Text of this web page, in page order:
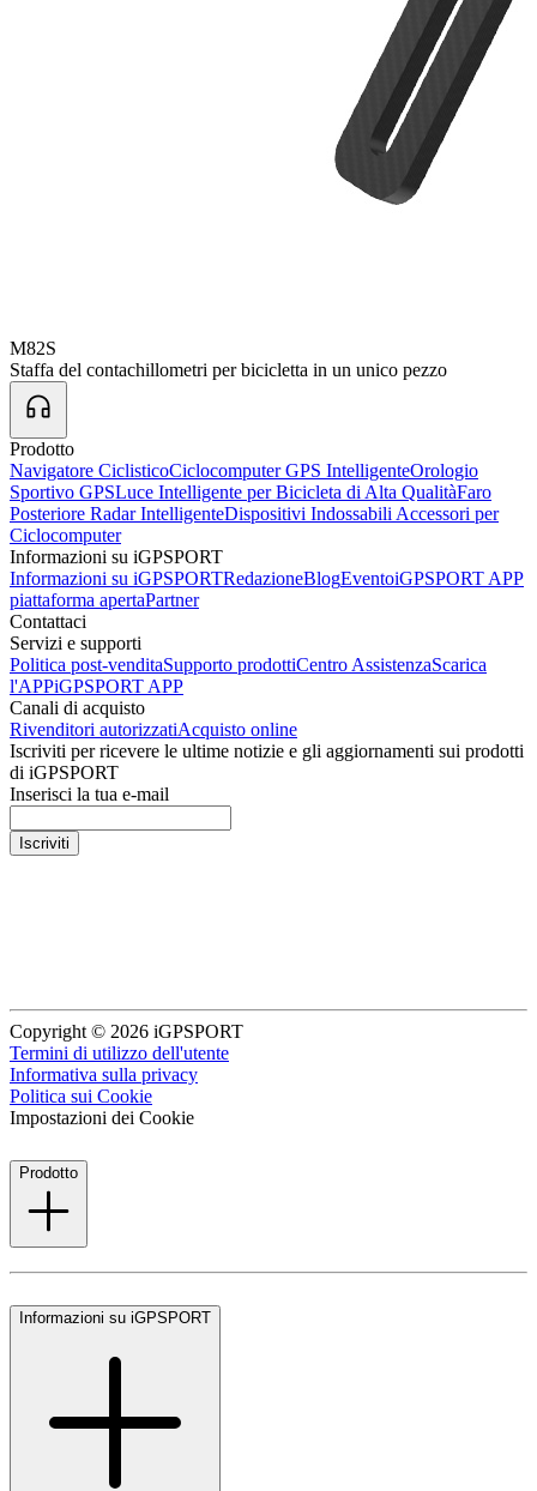
M82S
Staffa del contachillometri per bicicletta in un unico pezzo
Prodotto
Navigatore CiclisticoCiclocomputer GPS IntelligenteOrologio
Sportivo GPSLuce Intelligente per Bicicleta di Alta QualitàFaro
Posteriore Radar IntelligenteDispositivi Indossabili Accessori per
Ciclocomputer
Informazioni su iGPSPORT
Informazioni su iGPSPORTRedazioneBlogEventoiGPSPORT APP
piattaforma apertaPartner
Contattaci
Servizi e supporti
Politica post-venditaSupporto prodottiCentro AssistenzaScarica
l'APPiGPSPORT APP
Canali di acquisto
Rivenditori autorizzatiAcquisto online
Iscriviti per ricevere le ultime notizie e gli aggiornamenti sui prodotti
di iGPSPORT
Inserisci la tua e-mail
Iscriviti
Copyright © 2026 iGPSPORT
Termini di utilizzo dell'utente
Informativa sulla privacy
Politica sui Cookie
Impostazioni dei Cookie
Prodotto
Informazioni su iGPSPORT